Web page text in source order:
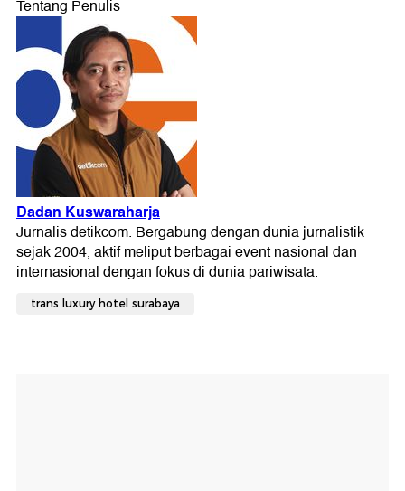
trans luxury hotel surabaya